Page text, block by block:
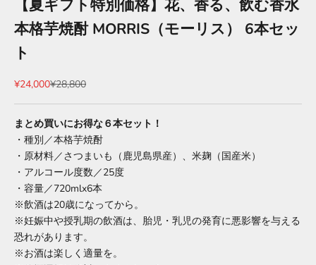
【夏ギフト特別価格】花、香る、飲む香水
本格芋焼酎 MORRIS（モーリス） 6本セッ
ト
セール価格
¥24,000通常価格
¥28,800
まとめ買いにお得な６本セット！
・種別／本格芋焼酎
・原材料／さつまいも（鹿児島県産）、米麹（国産米）
・アルコール度数／25度
・容量／720mlx6本
※飲酒は20歳になってから。
※妊娠中や授乳期の飲酒は、胎児・乳児の発育に悪影響を与える
恐れがあります。
※お酒は楽しく適量を。